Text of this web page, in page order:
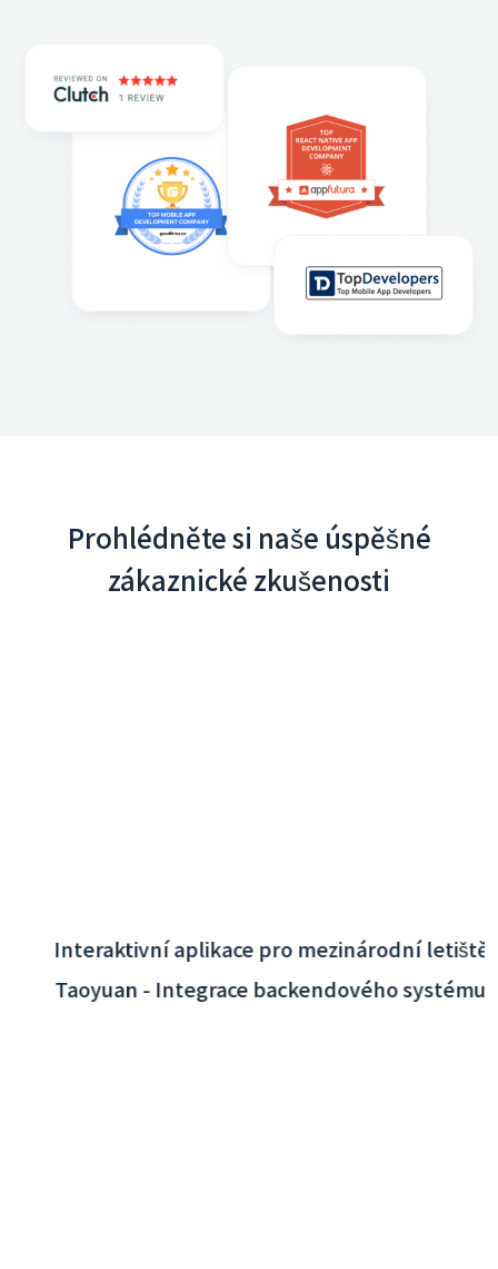
Prohlédněte si naše úspěšné
zákaznické zkušenosti